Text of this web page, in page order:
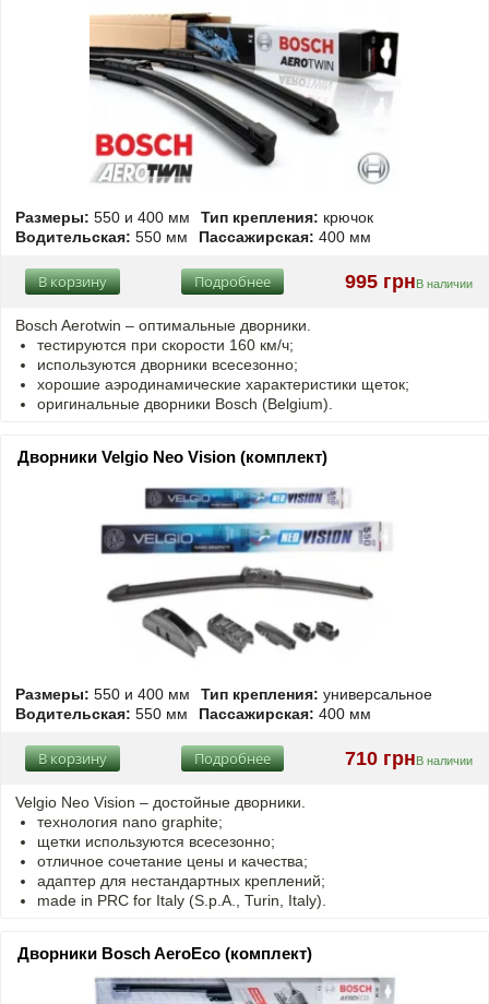
Размеры: 550 и 400 мм Тип крепления: крючок
Водительская: 550 мм Пассажирская: 400 мм
995 грн В наличии
Подробнее
В корзину
Bosch Aerotwin – оптимальные дворники.
тестируются при скорости 160 км/ч;
используются дворники всесезонно;
хорошие аэродинамические характеристики щеток;
оригинальные дворники Bosch (Belgium).
Дворники Velgio Neo Vision (комплект)
Размеры: 550 и 400 мм Тип крепления: универсальное
Водительская: 550 мм Пассажирская: 400 мм
710 грнВ наличии
Подробнее
В корзину
Velgio Neo Vision – достойные дворники.
технология nano graphite;
щетки используются всесезонно;
отличное сочетание цены и качества;
адаптер для нестандартных креплений;
made in PRC for Italy (S.p.A., Turin, Italy).
Дворники Bosch AeroEco (комплект)